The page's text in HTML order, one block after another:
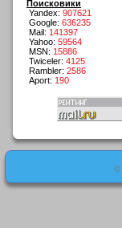
Поисковики
Yandex: 907621
Google: 636235
Mail: 141397
Yahoo: 59564
MSN: 15886
Twiceler: 4125
Rambler: 2586
Aport: 190
©